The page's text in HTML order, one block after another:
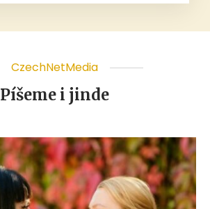
CzechNetMedia
Píšeme i jinde